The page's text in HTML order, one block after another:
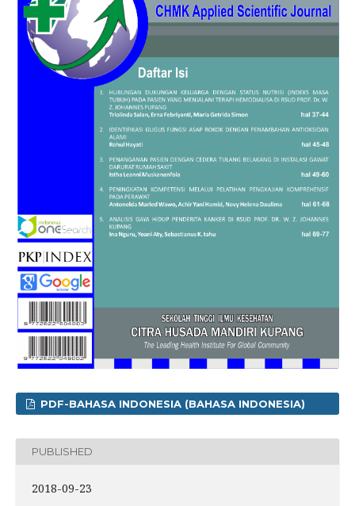
PDF-BAHASA INDONESIA (BAHASA INDONESIA)
PUBLISHED
2018-09-23